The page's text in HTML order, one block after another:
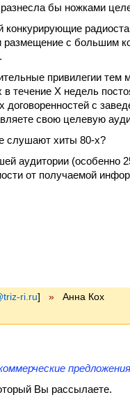
бы ножками
с большим
привилегии тем
течение Х недель
договоренностей с
свою целевую
слушают хиты 80-х?
аудитории (особенно
от получаемой
ri.ru] » Анна Кох
Вы рассылаете.